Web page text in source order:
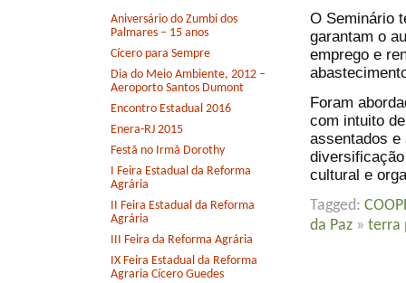
Aniversário do Zumbi dos
Palmares – 15 anos
Cícero para Sempre
Dia do Meio Ambiente, 2012 –
Aeroporto Santos Dumont
Encontro Estadual 2016
Enera-RJ 2015
Festã no Irmã Dorothy
I Feira Estadual da Reforma
Agrária
II Feira Estadual da Reforma
Agrária
III Feira da Reforma Agrária
IX Feira Estadual da Reforma
Agraria Cícero Guedes
O Seminário
garantam o
emprego e
Foram
com intuito
assentados e
cultural e
Tagged:
da Paz » terra